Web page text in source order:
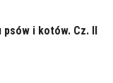
psów i kotów. Cz. II